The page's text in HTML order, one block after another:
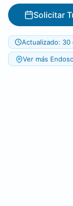
Solicitar
Actualizado:
Ver más